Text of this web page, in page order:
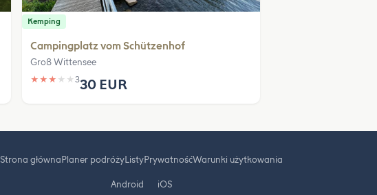
Kemping
Campingplatz vom Schützenhof
Groß Wittensee
★ ★ ★ ★ ★330 EUR
Strona główna Planer podróżyListyPrywatnośćWarunki użytkowania
Android iOS